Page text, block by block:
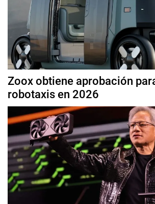
Zoox obtiene aprobación
robotaxis en 2026